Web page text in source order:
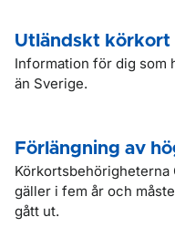
Utländskt körkort
Information för dig som
än Sverige.
Förlängning av
Körkortsbehörigheterna
gäller i fem år och
gått ut.